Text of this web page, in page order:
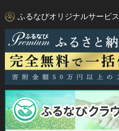
ふるなびオリジナルサービス